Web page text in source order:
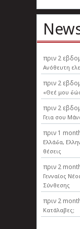
πριν 2
Ανόθευτη
πριν 2
«Θεέ μου
πριν 2
Γεια σου
πριν 1
Ελλάδα,
θέσεις
πριν 2
Γενναίος
Σύνθεσης
πριν 2
Κατάλαβες;